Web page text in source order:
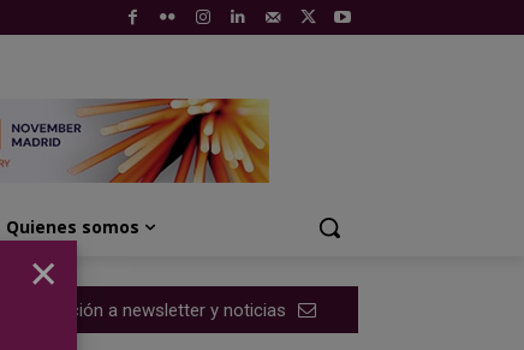
Quienes somos
Suscripción a newsletter y noticias
×